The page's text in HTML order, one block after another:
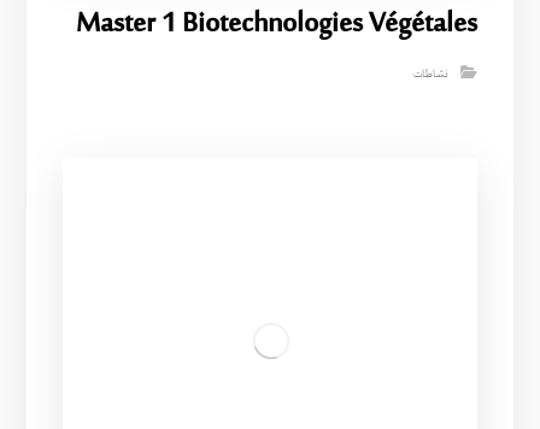
Master 1 Biotechnologies Végétales
نشاطات